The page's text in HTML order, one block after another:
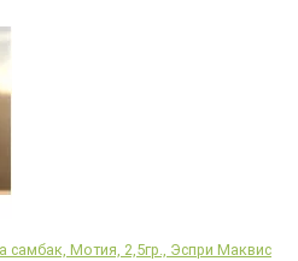
самбак, Мотия, 2,5гр., Эспри Маквис